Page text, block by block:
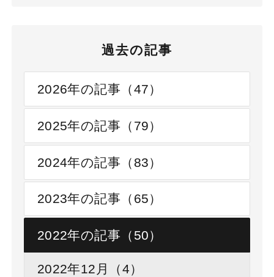
過去の記事
2026年の記事（47）
2025年の記事（79）
2024年の記事（83）
2023年の記事（65）
2022年の記事（50）
2022年12月（4）